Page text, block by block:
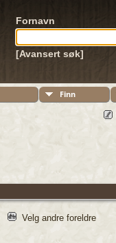
Fornavn
[Avansert søk]
Finn
Velg andre foreldre